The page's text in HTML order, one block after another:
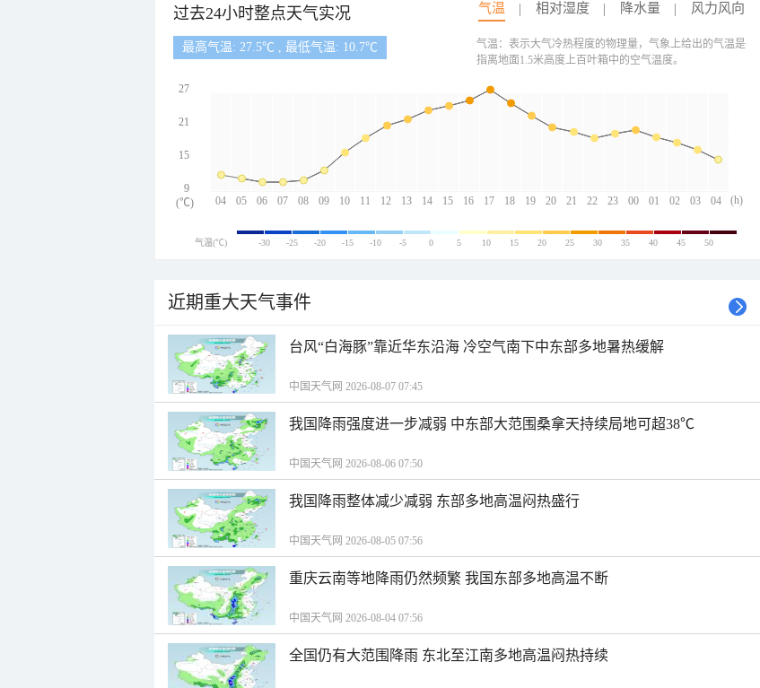
过去24小时整点天气实况 气温 相对湿度 降水量 风力风向
最高气温: 27.5℃ , 最低气温: 10.7℃
04 05 06 07 08 09 10 11 12 13 14 15 16 17 18 19 20 21 22 23 00 01 02 03 04
27
21
15
9
(h)
(℃)
气温：表示大气冷热程度的物理量，气象上给出的气温是
指离地面1.5米高度上百叶箱中的空气温度。
气温(℃) -30 -25 -20 -15 -10 -5 0 5 10 15 20 25 30 35 40 45 50
近期重大天气事件
台风“白海豚”靠近华东沿海 冷空气南下中东部多地暑热缓解
中国天气网 2026-08-07 07:45
我国降雨强度进一步减弱 中东部大范围桑拿天持续局地可超38℃
中国天气网 2026-08-06 07:50
我国降雨整体减少减弱 东部多地高温闷热盛行
中国天气网 2026-08-05 07:56
重庆云南等地降雨仍然频繁 我国东部多地高温不断
中国天气网 2026-08-04 07:56
全国仍有大范围降雨 东北至江南多地高温闷热持续